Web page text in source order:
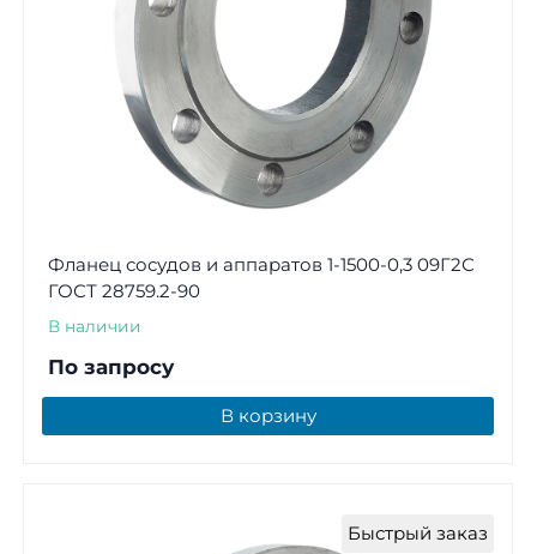
Фланец сосудов и аппаратов 1-1500-0,3 09Г2С
ГОСТ 28759.2-90
В наличии
По запросу
В корзину
Быстрый заказ